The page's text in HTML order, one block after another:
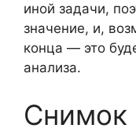
иной задачи,
значение, и,
конца — это
анализа.
Снимок